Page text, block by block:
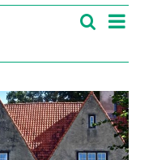
en
Zoeken
Lijst